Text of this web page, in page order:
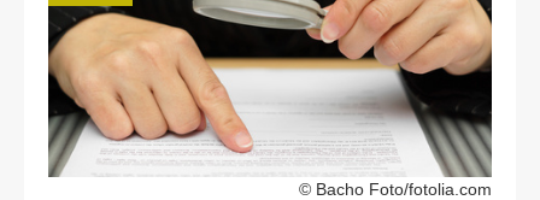
© Bacho Foto/fotolia.com